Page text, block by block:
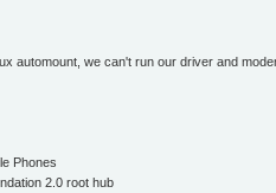
automount, we can't run our driver and
Phones
2.0 root hub